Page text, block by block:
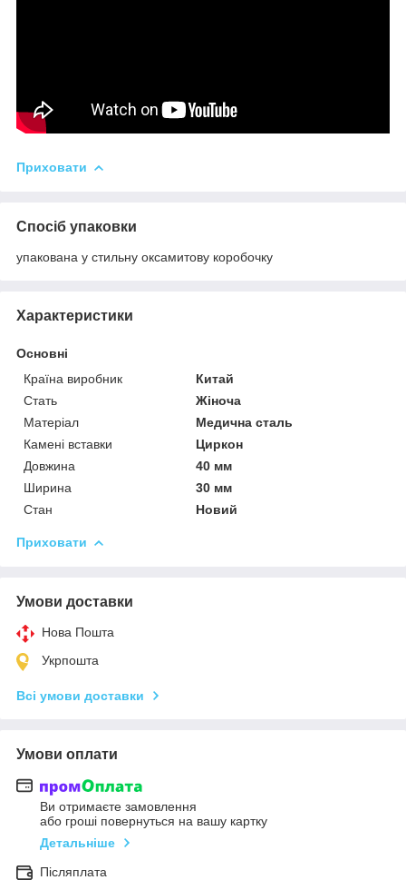
Приховати
Спосіб упаковки
упакована у стильну оксамитову коробочку
Характеристики
Основні
Країна виробник
Китай
Стать
Жіноча
Матеріал
Медична сталь
Камені вставки
Циркон
Довжина
40 мм
Ширина
30 мм
Стан
Новий
Приховати
Умови доставки
Нова Пошта
Укрпошта
Всі умови доставки
Умови оплати
Ви отримаєте замовлення
або гроші повернуться на вашу картку
Детальніше
Післяплата